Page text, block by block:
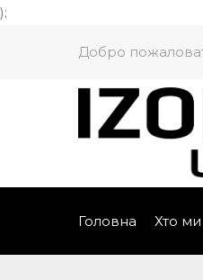
);
Добро
Головна Хто ми